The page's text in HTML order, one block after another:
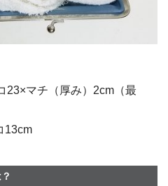
マチ（厚み）2cm（最
13cm